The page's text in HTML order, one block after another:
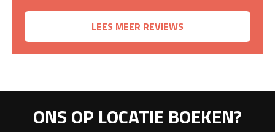
LEES MEER REVIEWS
ONS OP LOCATIE BOEKEN?